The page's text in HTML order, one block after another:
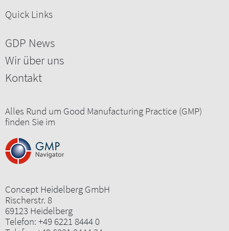
Quick Links
GDP News
Wir über uns
Kontakt
Alles Rund um Good Manufacturing Practice (GMP)
finden Sie im
Concept Heidelberg GmbH
Rischerstr. 8
69123 Heidelberg
Telefon: +49 6221 8444 0